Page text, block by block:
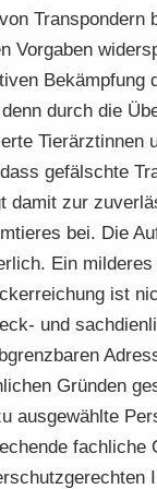
Trans­pon­dern
Vor­ga­ben
Be­kämp­fung
durch die
Tier­ärz­tin­nen
ge­fälsch­te
damit zur
bei. Die
Ein
ist
und
Grün­den
aus­ge­wähl­te
fach­li­che